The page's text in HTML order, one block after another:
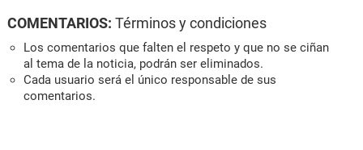
COMENTARIOS: Términos y condiciones
Los comentarios que falten el respeto y que no se ciñan
al tema de la noticia, podrán ser eliminados.
Cada usuario será el único responsable de sus
comentarios.